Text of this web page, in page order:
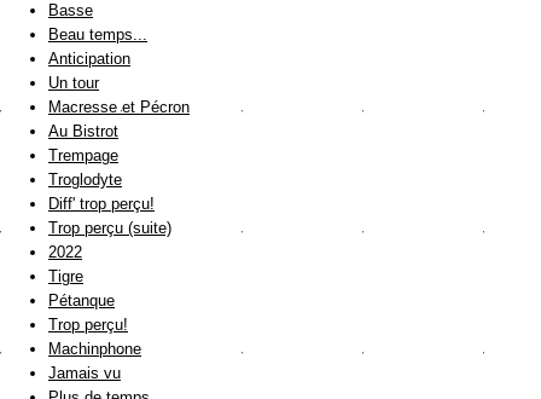
Basse
Beau temps...
Anticipation
Un tour
Macresse et Pécron
Au Bistrot
Trempage
Troglodyte
Diff' trop perçu!
Trop perçu (suite)
2022
Tigre
Pétanque
Trop perçu!
Machinphone
Jamais vu